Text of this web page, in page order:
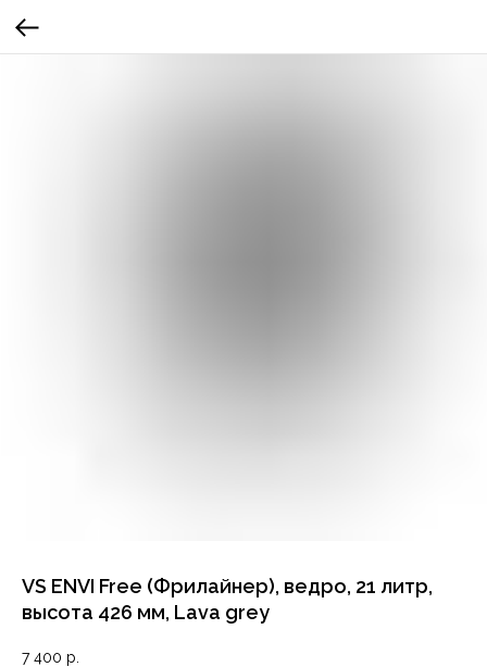
VS ENVI Free (Фрилайнер), ведро, 21 литр,
высота 426 мм, Lava grey
7 400 р.